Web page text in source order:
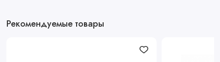
Рекомендуемые товары